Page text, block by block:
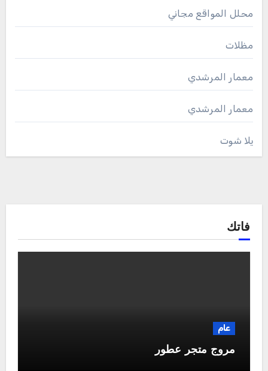
محلل المواقع مجاني
مظلات
معمار المرشدي
معمار المرشدي
يلا شوت
فاتك
عام
مروج متجر عطور